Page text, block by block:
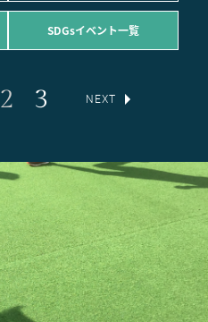
SDGsイベント一覧
2 3 NEXT